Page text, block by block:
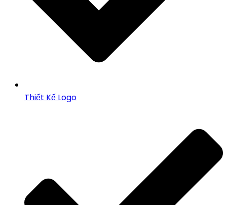
Thiết Kế Logo